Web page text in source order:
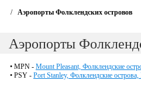
/ Аэропорты Фолклендских островов
Аэропорты
• MPN - Mount Pleasant, Фолклендские
• PSY - Port Stanley, Фолклендские острова,